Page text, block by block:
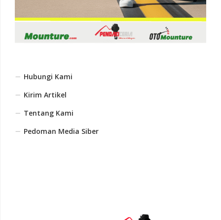
Hubungi Kami
Kirim Artikel
Tentang Kami
Pedoman Media Siber